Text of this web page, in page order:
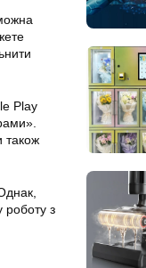
Play
також
роботу з